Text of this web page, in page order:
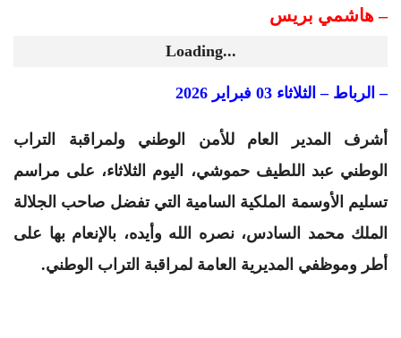
– هاشمي بريس
Loading...
– الرباط – الثلاثاء 03 فبراير 2026
أشرف المدير العام للأمن الوطني ولمراقبة التراب
الوطني عبد اللطيف حموشي، اليوم الثلاثاء، على مراسم
تسليم الأوسمة الملكية السامية التي تفضل صاحب الجلالة
الملك محمد السادس، نصره الله وأيده، بالإنعام بها على
أطر وموظفي المديرية العامة لمراقبة التراب الوطني.